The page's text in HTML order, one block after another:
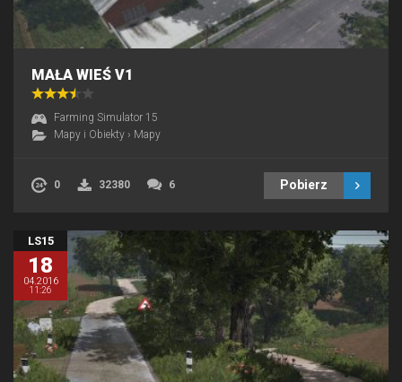
MAŁA WIEŚ V1
Farming Simulator 15
Mapy i Obiekty › Mapy
0 32380 6 Pobierz
LS15
18
04.2016
11:26